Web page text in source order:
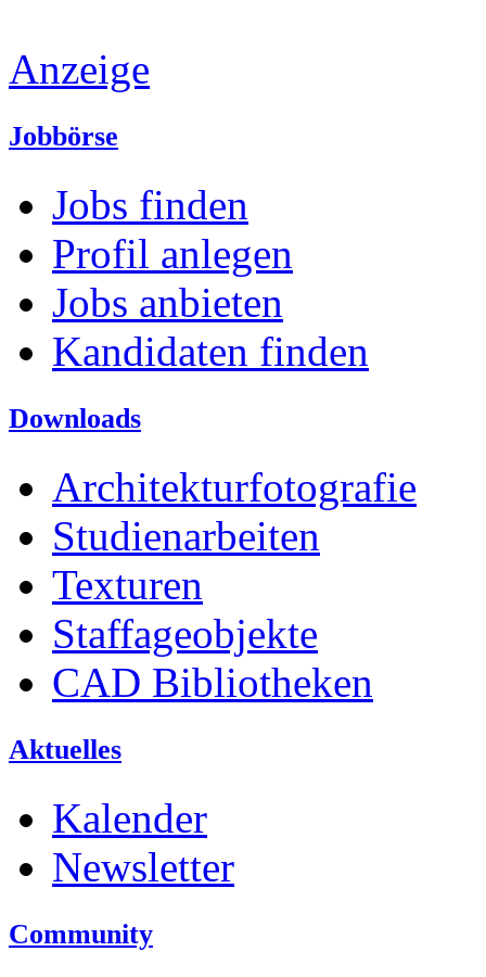
Anzeige
Jobbörse
Jobs finden
Profil anlegen
Jobs anbieten
Kandidaten finden
Downloads
Architekturfotografie
Studienarbeiten
Texturen
Staffageobjekte
CAD Bibliotheken
Aktuelles
Kalender
Newsletter
Community